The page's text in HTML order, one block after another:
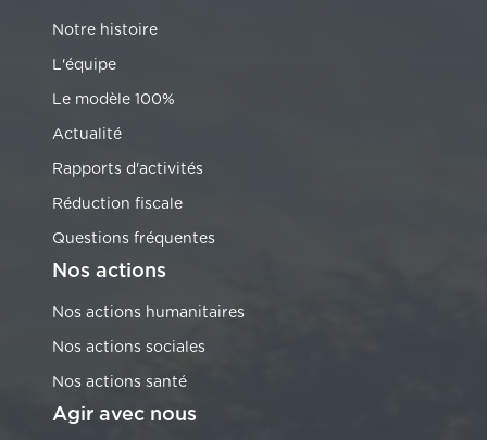
Notre histoire
L'équipe
Le modèle 100%
Actualité
Rapports d'activités
Réduction fiscale
Questions fréquentes
Nos actions
Nos actions humanitaires
Nos actions sociales
Nos actions santé
Agir avec nous